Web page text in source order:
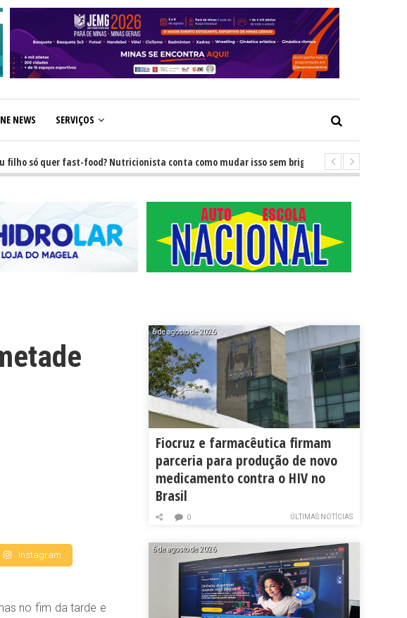
NEWS SERVIÇOS
só quer fast-food? Nutricionista conta como mudar isso sem brigas GRNEWS TV:
Instagram
no fim da tarde e
6 de agosto de 2026
Fiocruz e farmacêutica firmam
parceria para produção de novo
medicamento contra o HIV no
Brasil
ÚLTIMAS NOTÍCIAS
0
6 de agosto de 2026